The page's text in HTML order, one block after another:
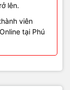
lên.
viên
tại Phú